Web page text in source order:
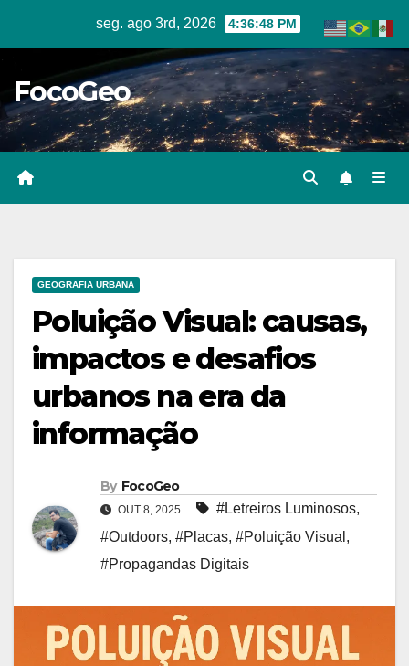
seg. ago 3rd, 2026 4:36:49 PM
FocoGeo
GEOGRAFIA URBANA
Poluição Visual: causas,
impactos e desafios
urbanos na era da
informação
By FocoGeo
OUT 8, 2025 #Letreiros Luminosos,
#Outdoors, #Placas, #Poluição Visual ,
#Propagandas Digitais